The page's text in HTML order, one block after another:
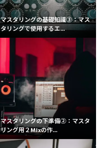
マスタリングの基礎知識③：マス
タリングで使用するエ...
マスタリングの下準備②：マスタ
リング用２Mixの作...